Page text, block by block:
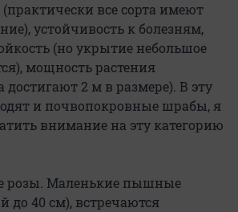
все сорта имеют
устойчивость к болезням,
(но укрытие небольшое
мощность растения
достигают 2 м в размере). В эту
и почвопокровные шрабы, я
внимание на эту категорию
розы. Маленькие пышные
до 40 см), встречаются